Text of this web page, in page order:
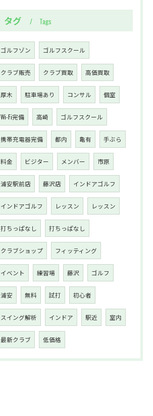
タグ Tags
ゴルフゾン ゴルフスクール
クラブ販売 クラブ買取 高価買取
厚木 駐車場あり コンサル 個室
Wi-Fi完備 高崎 ゴルフスクール
携帯充電器完備 都内 亀有 手ぶら
料金 ビジター メンバー 市原
浦安駅前店 藤沢店 インドアゴルフ
インドアゴルフ レッスン レッスン
打ちっぱなし 打ちっぱなし
クラブショップ フィッティング
イベント 練習場 藤沢 ゴルフ
浦安 無料 試打 初心者
スイング解析 インドア 駅近 室内
最新クラブ 低価格